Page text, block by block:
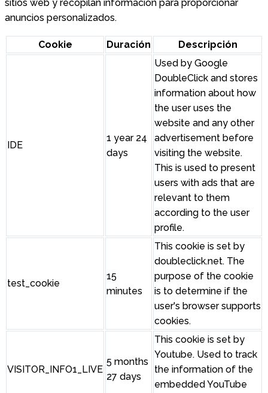
sitios web y recopilan información para proporcionar
anuncios personalizados.
Cookie Duración Descripción
IDE
1 year 24
days
Used by Google
DoubleClick and stores
information about how
the user uses the
website and any other
advertisement before
visiting the website.
This is used to present
users with ads that are
relevant to them
according to the user
profile.
test_cookie
15
minutes
This cookie is set by
doubleclick.net. The
purpose of the cookie
is to determine if the
user's browser supports
cookies.
VISITOR_INFO1_LIVE
5 months
27 days
This cookie is set by
Youtube. Used to track
the information of the
embedded YouTube